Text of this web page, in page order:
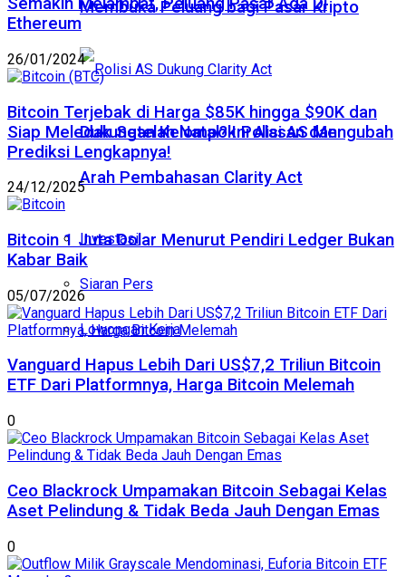
Membuka Peluang bagi Pasar Kripto
Dukungan Kelompok Polisi AS Mengubah
Arah Pembahasan Clarity Act
Investasi
Siaran Pers
Lowongan Kerja
Ethereum
26/01/2024
Bitcoin Terjebak di Harga $85K hingga $90K dan
Siap Meledak Setelah Natal? Ini Alasan dan
Prediksi Lengkapnya!
24/12/2025
Bitcoin 1 Juta Dolar Menurut Pendiri Ledger Bukan
Kabar Baik
05/07/2026
Vanguard Hapus Lebih Dari US$7,2 Triliun Bitcoin
ETF Dari Platformnya, Harga Bitcoin Melemah
0
Ceo Blackrock Umpamakan Bitcoin Sebagai Kelas
Aset Pelindung & Tidak Beda Jauh Dengan Emas
0